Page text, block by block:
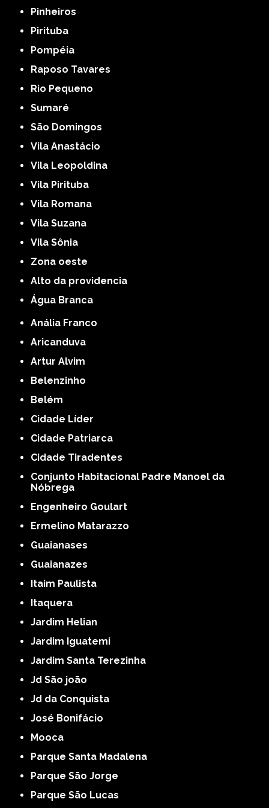
Pinheiros
Pirituba
Pompéia
Raposo Tavares
Rio Pequeno
Sumaré
São Domingos
Vila Anastácio
Vila Leopoldina
Vila Pirituba
Vila Romana
Vila Suzana
Vila Sônia
Zona oeste
alto da providencia
Água Branca
Anália Franco
Aricanduva
Artur Alvim
Belenzinho
Belém
Cidade Líder
Cidade Patriarca
Cidade Tiradentes
Conjunto Habitacional Padre Manoel da
Nóbrega
Engenheiro Goulart
Ermelino Matarazzo
Guaianases
Guaianazes
Itaim Paulista
Itaquera
Jardim Helian
Jardim Iguatemi
Jardim Santa Terezinha
Jd São joão
Jd da Conquista
José Bonifácio
Mooca
Parque Santa Madalena
Parque São Jorge
Parque São Lucas